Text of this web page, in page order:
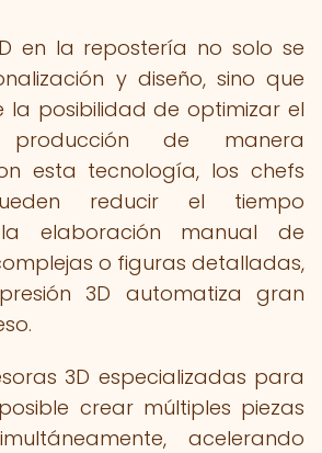
en la repostería no solo se
y diseño, sino que
la posibilidad de optimizar el
de manera
esta tecnología, los chefs
reducir el tiempo
elaboración manual de
o figuras detalladas,
3D automatiza gran
3D especializadas para
crear múltiples piezas
acelerando